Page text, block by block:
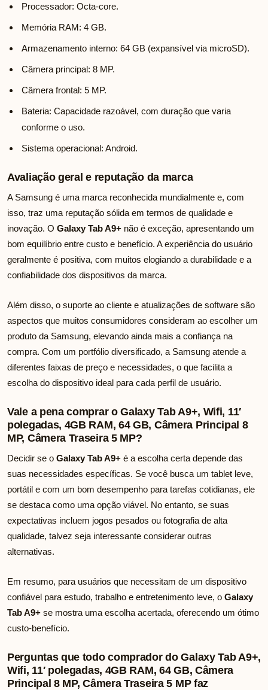
Processador: Octa-core.
Memória RAM: 4 GB.
Armazenamento interno: 64 GB (expansível via microSD).
Câmera principal: 8 MP.
Câmera frontal: 5 MP.
Bateria: Capacidade razoável, com duração que varia
conforme o uso.
Sistema operacional: Android.
Avaliação geral e reputação da marca
A Samsung é uma marca reconhecida mundialmente e, com
isso, traz uma reputação sólida em termos de qualidade e
inovação. O Galaxy Tab A9+ não é exceção, apresentando um
bom equilíbrio entre custo e benefício. A experiência do usuário
geralmente é positiva, com muitos elogiando a durabilidade e a
confiabilidade dos dispositivos da marca.
Além disso, o suporte ao cliente e atualizações de software são
aspectos que muitos consumidores consideram ao escolher um
produto da Samsung, elevando ainda mais a confiança na
compra. Com um portfólio diversificado, a Samsung atende a
diferentes faixas de preço e necessidades, o que facilita a
escolha do dispositivo ideal para cada perfil de usuário.
Vale a pena comprar o Galaxy Tab A9+, Wifi, 11′
polegadas, 4GB RAM, 64 GB, Câmera Principal 8
MP, Câmera Traseira 5 MP?
Decidir se o Galaxy Tab A9+ é a escolha certa depende das
suas necessidades específicas. Se você busca um tablet leve,
portátil e com um bom desempenho para tarefas cotidianas, ele
se destaca como uma opção viável. No entanto, se suas
expectativas incluem jogos pesados ou fotografia de alta
qualidade, talvez seja interessante considerar outras
alternativas.
Em resumo, para usuários que necessitam de um dispositivo
confiável para estudo, trabalho e entretenimento leve, o Galaxy
Tab A9+ se mostra uma escolha acertada, oferecendo um ótimo
custo-benefício.
Perguntas que todo comprador do Galaxy Tab A9+,
Wifi, 11′ polegadas, 4GB RAM, 64 GB, Câmera
Principal 8 MP, Câmera Traseira 5 MP faz